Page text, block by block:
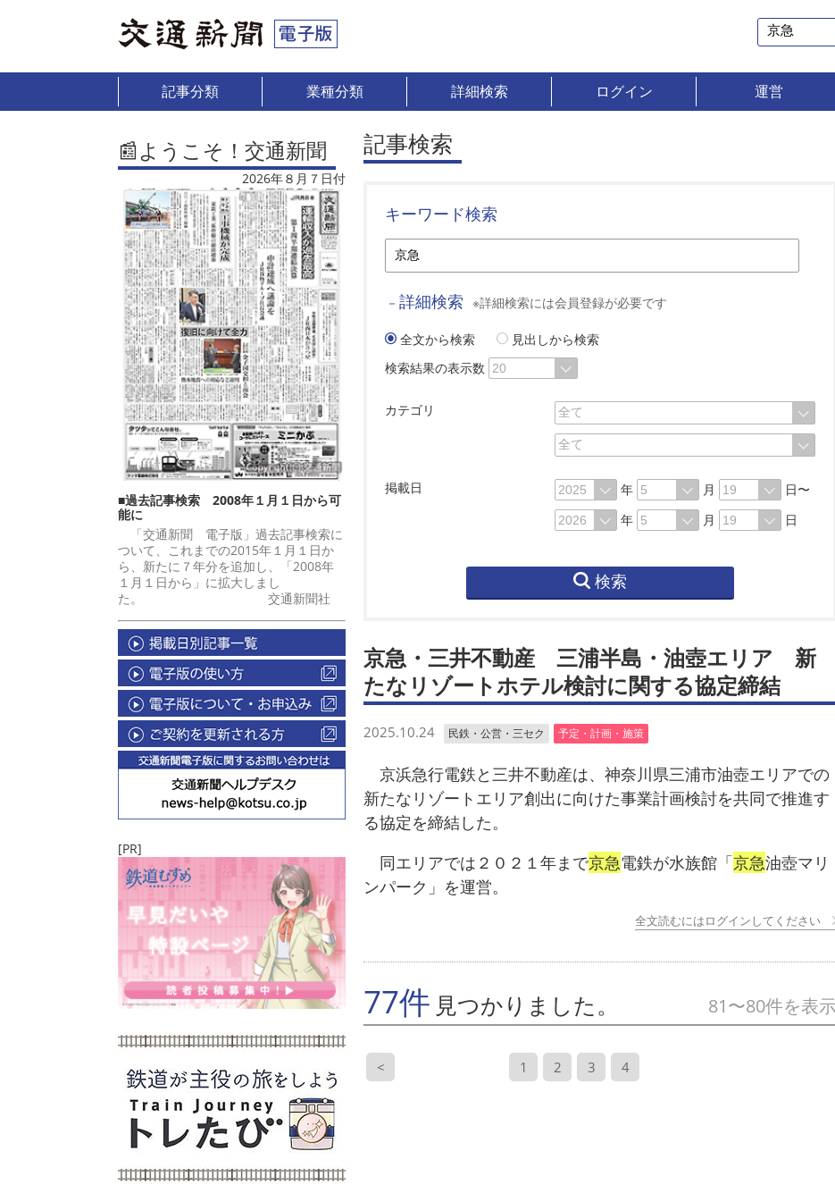
記事分類 業種分類 詳細検索 ログイン 運営
📰ようこそ！交通新聞
2026年８月７日付
■過去記事検索 2008年１月１日から可
能に
「交通新聞 電子版」過去記事検索に
ついて、これまでの2015年１月１日か
ら、新たに７年分を追加し、「2008年
１月１日から」に拡大しまし
た。 交通新聞社
[PR]
記事検索
キーワード検索
－ 詳細検索 ※詳細検索には会員登録が必要です
全文から検索
見出しから検索
検索結果の表示数
カテゴリ
掲載日 年 月
日〜
年
月 日
検索
京急・三井不動産 三浦半島・油壺エリア 新
たなリゾートホテル検討に関する協定締結
2025.10.24 民鉄・公営・三セク 予定・計画・施策
京浜急行電鉄と三井不動産は、神奈川県三浦市油壺エリアでの
新たなリゾートエリア創出に向けた事業計画検討を共同で推進す
る協定を締結した。
同エリアでは２０２１年まで京急電鉄が水族館「京急油壺マリ
ンパーク」を運営。
全文読むにはログインしてください
77件 見つかりました。 81〜80件を表示
< 1 2 3 4